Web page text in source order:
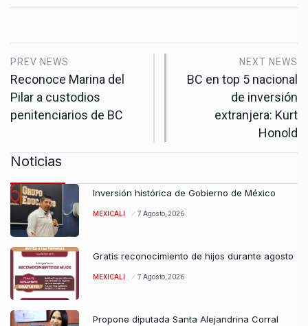
PREV NEWS
Reconoce Marina del
Pilar a custodios
penitenciarios de BC
NEXT NEWS
BC en top 5 nacional
de inversión
extranjera: Kurt
Honold
Noticias
Inversión histórica de Gobierno de México
MEXICALI 7 Agosto, 2026
Gratis reconocimiento de hijos durante agosto
MEXICALI 7 Agosto, 2026
Propone diputada Santa Alejandrina Corral